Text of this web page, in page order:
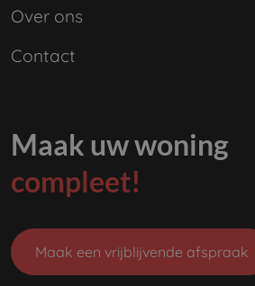
Over ons
Contact
Maak uw woning
compleet!
Maak een vrijblijvende afspraak